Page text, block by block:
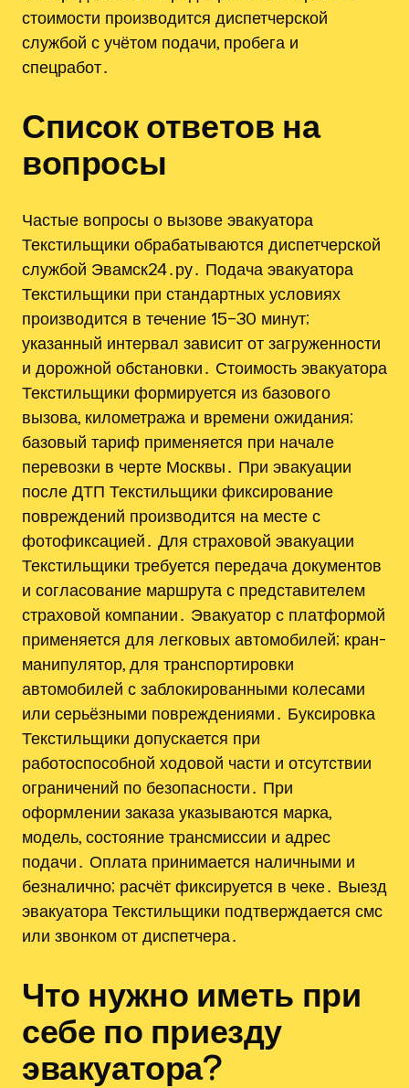
стоимости производится диспетчерской
службой с учётом подачи, пробега и
спецработ․
Список ответов на
вопросы
Частые вопросы о вызове эвакуатора
Текстильщики обрабатываются диспетчерской
службой Эвамск24․ру․ Подача эвакуатора
Текстильщики при стандартных условиях
производится в течение 15–30 минут;
указанный интервал зависит от загруженности
и дорожной обстановки․ Стоимость эвакуатора
Текстильщики формируется из базового
вызова, километража и времени ожидания;
базовый тариф применяется при начале
перевозки в черте Москвы․ При эвакуации
после ДТП Текстильщики фиксирование
повреждений производится на месте с
фотофиксацией․ Для страховой эвакуации
Текстильщики требуется передача документов
и согласование маршрута с представителем
страховой компании․ Эвакуатор с платформой
применяется для легковых автомобилей; кран-
манипулятор, для транспортировки
автомобилей с заблокированными колесами
или серьёзными повреждениями․ Буксировка
Текстильщики допускается при
работоспособной ходовой части и отсутствии
ограничений по безопасности․ При
оформлении заказа указываются марка,
модель, состояние трансмиссии и адрес
подачи․ Оплата принимается наличными и
безналично; расчёт фиксируется в чеке․ Выезд
эвакуатора Текстильщики подтверждается смс
или звонком от диспетчера․
Что нужно иметь при
себе по приезду
эвакуатора?